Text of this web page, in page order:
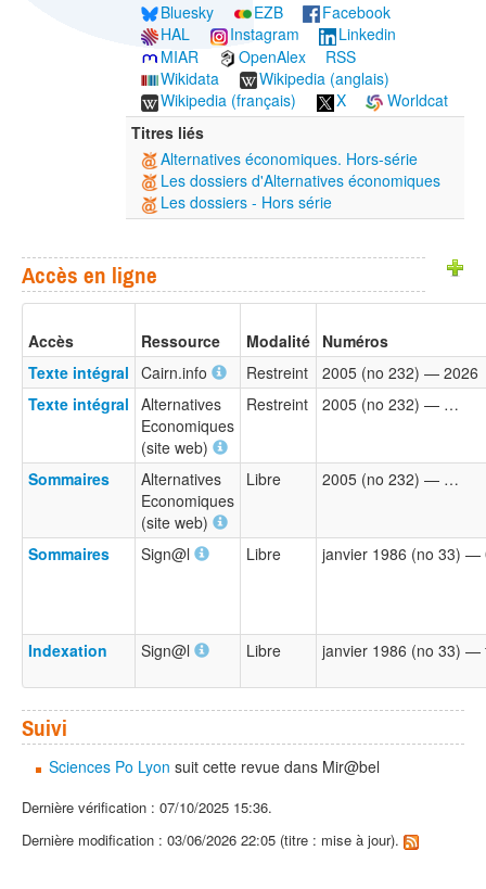
Bluesky
EZB
Facebook
HAL
Instagram
Linkedin
MIAR
OpenAlex
RSS
Wikidata
Wikipedia (anglais)
Wikipedia (français)
X
Worldcat
Titres liés
Alternatives économiques. Hors-série
Les dossiers d'Alternatives économiques
Les dossiers - Hors série
Accès en ligne
Accès Ressource Modalité Numéros
Texte intégral Cairn.info Restreint
2005 (no 232) — 2026
Texte intégral Alternatives
Economiques
(site web)
Restreint 2005 (no 232) — …
Sommaires
Alternatives
Economiques
(site web)
Libre 2005 (no 232) — …
Sommaires Sign@l Libre janvier 1986 (no 33) —
Indexation Sign@l Libre janvier 1986 (no 33) —
Suivi
Sciences Po Lyon suit cette revue dans Mir@bel
Dernière vérification : 07/10/2025 15:36.
Dernière modification : 03/06/2026 22:05 (titre : mise à jour).